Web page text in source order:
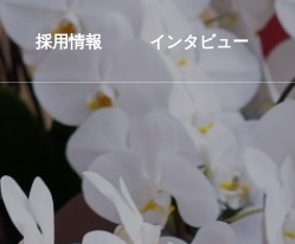
採用情報 インタビュー